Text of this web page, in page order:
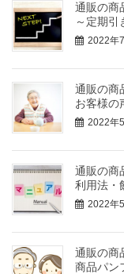
通販の
～定期引
2022年
通販の
お客様の
2022年
通販の
利用法・
2022年
通販の
商品パン